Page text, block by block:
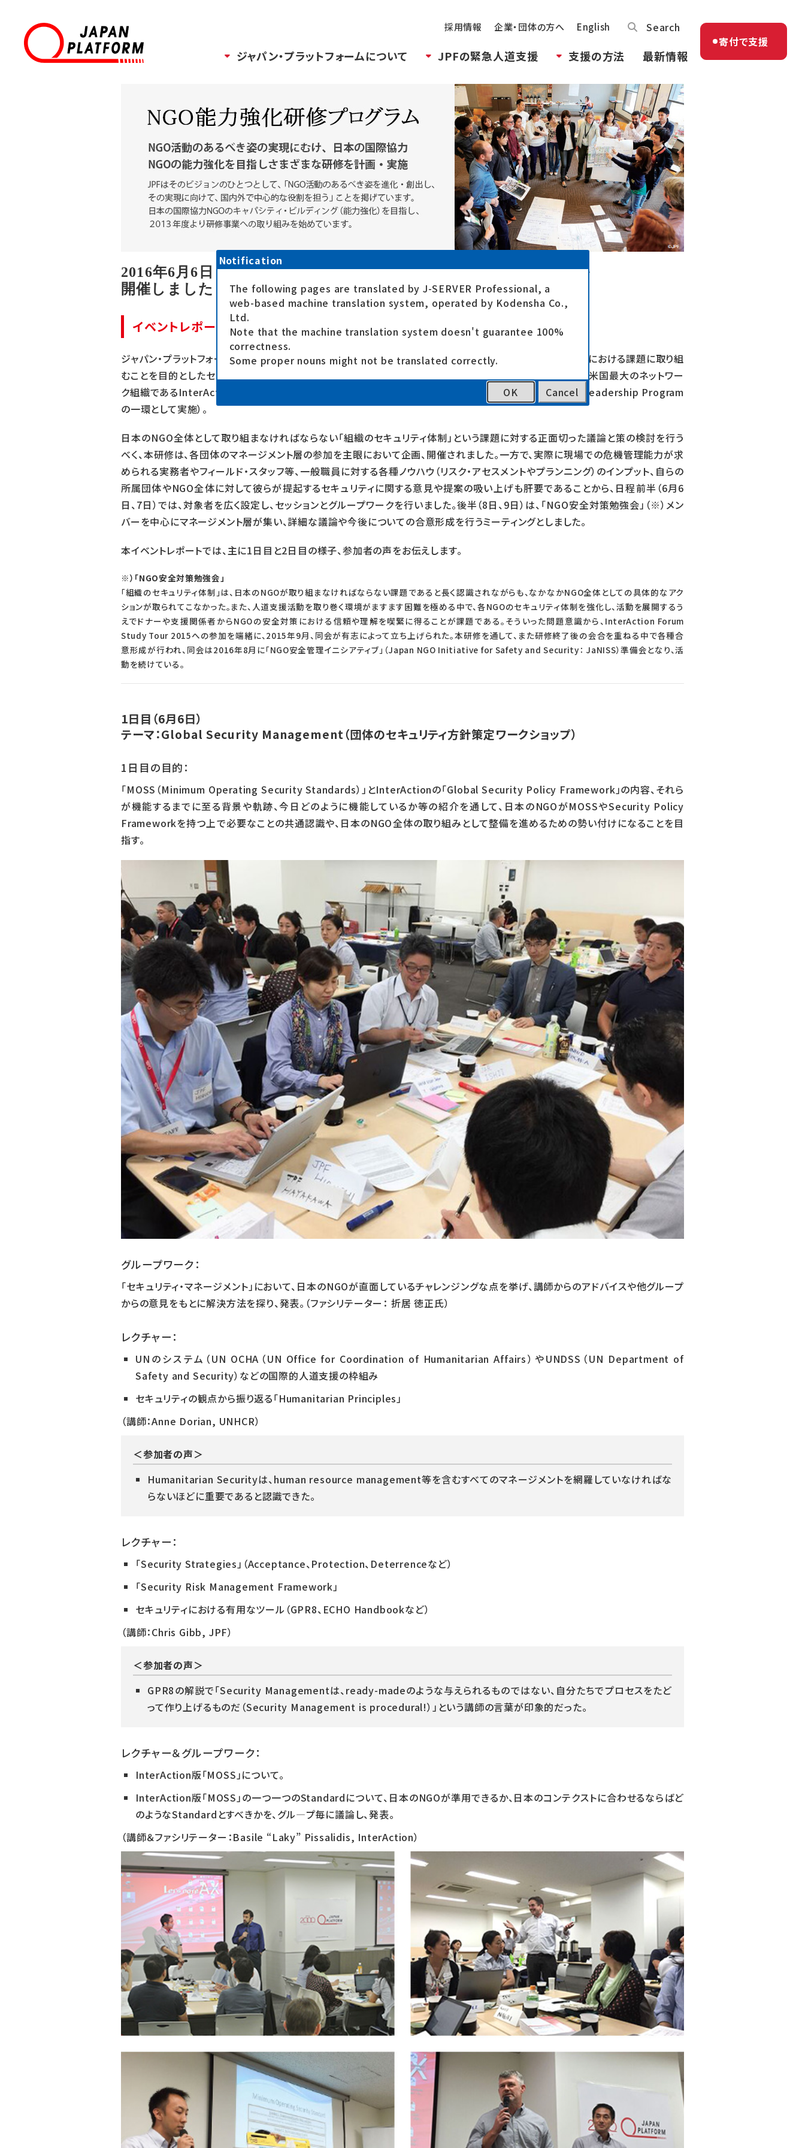
採用情報 企業・団体の方へ English Search
ジャパン・プラットフォームについて JPFの緊急人道支援 支援の方法 最新情報
寄付で支援
2016年6月6日～9日、「セキュリティ・マネージメント強化研修」を
開催しました
イベントレポート
ジャパン・プラットフォーム（JPF）は、2016年6月6日から9日の4日間に亘って、日本のNGOのセキュリティ体制における課題に取り組
むことを目的としたセミナー、ワークショップ、ミーティング等を、米国NGO団体Mercy Corpsとの共催および米国最大のネットワー
ク組織であるInterActionやUNHCR管轄「eCentre」の協力のもと、開催しました。（※TOMODACHI NGO Leadership Program
の一環として実施）。
日本のNGO全体として取り組まなければならない「組織のセキュリティ体制」という課題に対する正面切った議論と策の検討を行う
べく、本研修は、各団体のマネージメント層の参加を主眼において企画、開催されました。一方で、実際に現場での危機管理能力が求
められる実務者やフィールド・スタッフ等、一般職員に対する各種ノウハウ（リスク・アセスメントやプランニング）のインプット、自らの
所属団体やNGO全体に対して彼らが提起するセキュリティに関する意見や提案の吸い上げも肝要であることから、日程前半（6月6
日、7日）では、対象者を広く設定し、セッションとグループワークを行いました。後半（8日、9日）は、「NGO安全対策勉強会」（※）メン
バーを中心にマネージメント層が集い、詳細な議論や今後についての合意形成を行うミーティングとしました。
本イベントレポートでは、主に1日目と2日目の様子、参加者の声をお伝えします。
※）「NGO安全対策勉強会」
「組織のセキュリティ体制」は、日本のNGOが取り組まなければならない課題であると長く認識されながらも、なかなかNGO全体としての具体的なアク
ションが取られてこなかった。また、人道支援活動を取り巻く環境がますます困難を極める中で、各NGOのセキュリティ体制を強化し、活動を展開するう
えでドナーや支援関係者からNGOの安全対策における信頼や理解を喫緊に得ることが課題である。そういった問題意識から、InterAction Forum
Study Tour 2015への参加を端緒に、2015年9月、同会が有志によって立ち上げられた。本研修を通して、また研修終了後の会合を重ねる中で各種合
意形成が行われ、同会は2016年8月に「NGO安全管理イニシアティブ」（Japan NGO Initiative for Safety and Security： JaNISS）準備会となり、活
動を続けている。
1日目（6月6日）
テーマ：Global Security Management（団体のセキュリティ方針策定ワークショップ）
1日目の目的：
「MOSS（Minimum Operating Security Standards）」とInterActionの「Global Security Policy Framework」の内容、それら
が機能するまでに至る背景や軌跡、今日どのように機能しているか等の紹介を通して、日本のNGOがMOSSやSecurity Policy
Frameworkを持つ上で必要なことの共通認識や、日本のNGO全体の取り組みとして整備を進めるための勢い付けになることを目
指す。
グループワーク：
「セキュリティ・マネージメント」において、日本のNGOが直面しているチャレンジングな点を挙げ、講師からのアドバイスや他グループ
からの意見をもとに解決方法を探り、発表。（ファシリテーター： 折居 徳正氏）
レクチャー：
UNのシステム（UN OCHA（UN Office for Coordination of Humanitarian Affairs）やUNDSS（UN Department of
Safety and Security）などの国際的人道支援の枠組み
セキュリティの観点から振り返る「Humanitarian Principles」
（講師：Anne Dorian, UNHCR）
＜参加者の声＞
Humanitarian Securityは、human resource management等を含むすべてのマネージメントを網羅していなければな
らないほどに重要であると認識できた。
レクチャー：
「Security Strategies」（Acceptance、Protection、Deterrenceなど）
「Security Risk Management Framework」
セキュリティにおける有用なツール（GPR8、ECHO Handbookなど）
（講師：Chris Gibb, JPF）
＜参加者の声＞
GPR8の解説で「Security Managementは、ready-madeのような与えられるものではない、自分たちでプロセスをたど
って作り上げるものだ（Security Management is procedural!）」という講師の言葉が印象的だった。
レクチャー＆グループワーク：
InterAction版「MOSS」について。
InterAction版「MOSS」の一つ一つのStandardについて、日本のNGOが準用できるか、日本のコンテクストに合わせるならばど
のようなStandardとすべきかを、グル―プ毎に議論し、発表。
（講師＆ファシリテーター：Basile “Laky” Pissalidis, InterAction）
Notification
The following pages are translated by J-SERVER Professional, a
web-based machine translation system, operated by Kodensha Co.,
Ltd.
Note that the machine translation system doesn't guarantee 100%
correctness.
Some proper nouns might not be translated correctly.
OK Cancel